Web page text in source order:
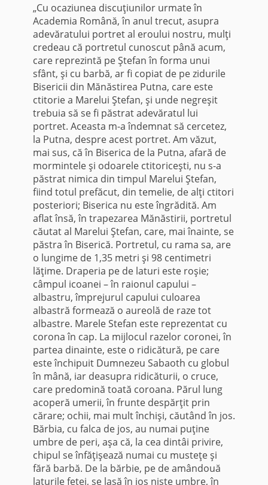
„Cu ocaziunea discuţiunilor urmate în
Academia Română, în anul trecut, asupra
adevăratului portret al eroului nostru, mulţi
credeau că portretul cu­noscut până acum,
care reprezintă pe Ştefan în forma unui
sfânt, şi cu barbă, ar fi copiat de pe zidurile
Bisericii din Mănăstirea Putna, care este
ctitorie a Marelui Ştefan, şi unde negreşit
trebuia să se fi păstrat adevăra­tul lui
portret. Aceasta m-a îndemnat să cercetez,
la Putna, despre acest portret. Am văzut,
mai sus, că în Biserica de la Putna, afară de
mormintele şi odoarele ctitoriceşti, nu s-a
păstrat nimica din timpul Marelui Ştefan,
fiind totul prefăcut, din temelie, de alţi ctitori
posteriori; Biserica nu este îngrădită. Am
aflat însă, în trapezarea Mănăstirii, portretul
căutat al Marelui Ştefan, care, mai îna­inte, se
păstra în Biserică. Portretul, cu rama sa, are
o lungime de 1,35 metri şi 98 centimetri
lăţime. Draperia pe de laturi este roşie;
câmpul icoanei – în raionul ca­pului –
albastru, împrejurul capului culoarea
albastră formează o aureolă de raze tot
albastre. Marele Stefan este reprezentat cu
corona în cap. La mijlocul razelor coronei, în
partea dinainte, este o ridicătură, pe care
este închi­puit Dumnezeu Sabaoth cu globul
în mână, iar deasupra ridicăturii, o cruce,
care predomină toată coroana. Părul lung
acoperă umerii, în frunte despărţit prin
cărare; ochii, mai mult închişi, căutând în jos.
Bărbia, cu falca de jos, au nu­mai puţine
umbre de peri, aşa că, la cea dintâi privire,
chipul se înfăţişează numai cu musteţe şi
fără barbă. De la bărbie, pe de amândouă
laturile feţei, se lasă în jos nişte umbre, în